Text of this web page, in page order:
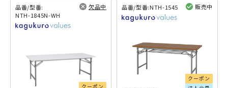
品番/型番:
NTH-1845N-WH
欠品中
クーポン
品番/型番:NTH-1545 販売中
クーポン